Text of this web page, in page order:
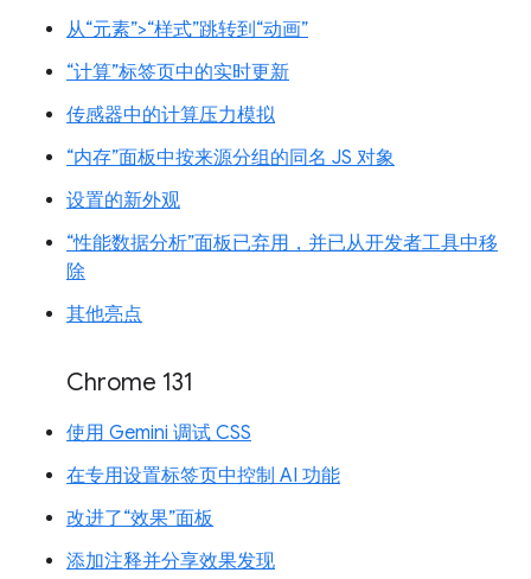
从“元素”>“样式”跳转到“动画”
“计算”标签页中的实时更新
传感器中的计算压力模拟
“内存”面板中按来源分组的同名 JS 对象
设置的新外观
“性能数据分析”面板已弃用，并已从开发者工具中移
除
其他亮点
Chrome 131
使用 Gemini 调试 CSS
在专用设置标签页中控制 AI 功能
改进了“效果”面板
添加注释并分享效果发现